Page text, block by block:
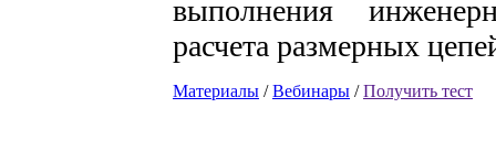
выполнения
расчета размерных
Материалы /Вебинары /Получить тест